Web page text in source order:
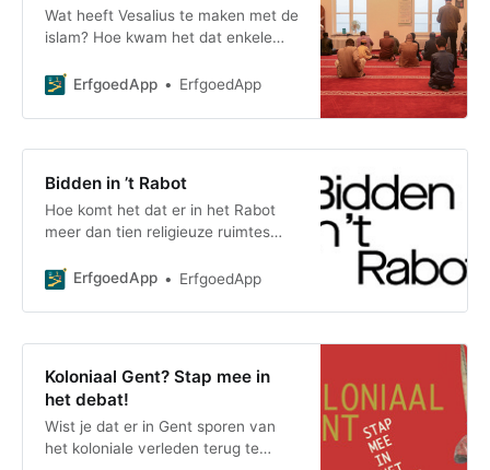
Wat heeft Vesalius te maken met de
islam? Hoe kwam het dat enkele
opgenomen in het stedelijk
ErfgoedApp ErfgoedApp
Bidden in ’t Rabot
Hoe komt het dat er in het Rabot
meer dan tien religieuze ruimtes
grote religieuze diversiteit op één
ErfgoedApp ErfgoedApp
Koloniaal Gent? Stap mee in
het debat!
Wist je dat er in Gent sporen van
het koloniale verleden terug te